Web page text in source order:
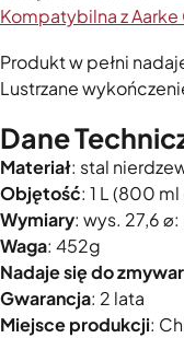
Kompatybilna z
Produkt w pełni
Lustrzane
Dane
Materiał: stal
Objętość: 1 L (800
Wymiary: wys. 27,6
Waga: 452g
Nadaje się do
Gwarancja: 2 lata
Miejsce produkcji: